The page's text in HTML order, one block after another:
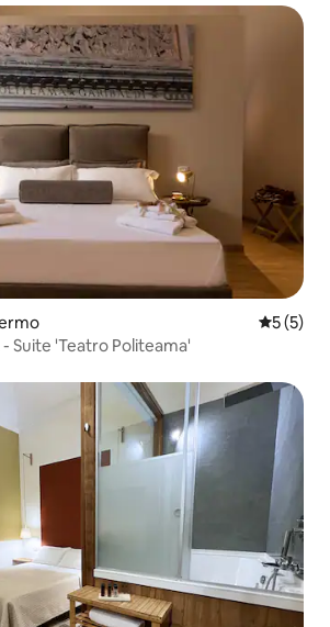
5 (5)
- Suite 'Teatro Politeama'